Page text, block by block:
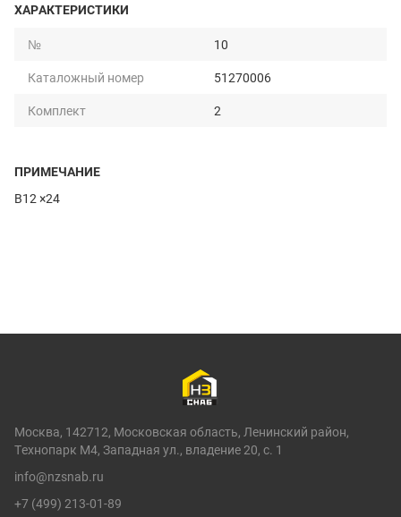
ХАРАКТЕРИСТИКИ
№
10
Каталожный номер
51270006
Комплект
2
ПРИМЕЧАНИЕ
B12 ×24
Москва, 142712, Московская область, Ленинский район,
Технопарк М4, Западная ул., владение 20, с. 1
info@nzsnab.ru
+7 (499) 213-01-89